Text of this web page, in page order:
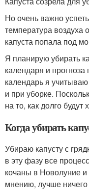
Но очень важно
температура воздуха
капуста попала под
Я планирую убирать
календаря и
календарь я
и при уборке.
на то, как долго будут
Когда убирать
Убираю капусту с
в эту фазу все
кочаны в Новолуние
мнению, лучше ничего